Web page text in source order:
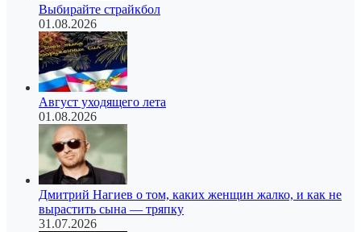
Выбирайте страйкбол
01.08.2026
Август уходящего лета
01.08.2026
Дмитрий Нагиев о том, каких женщин жалко, и как не
вырастить сына — тряпку
31.07.2026